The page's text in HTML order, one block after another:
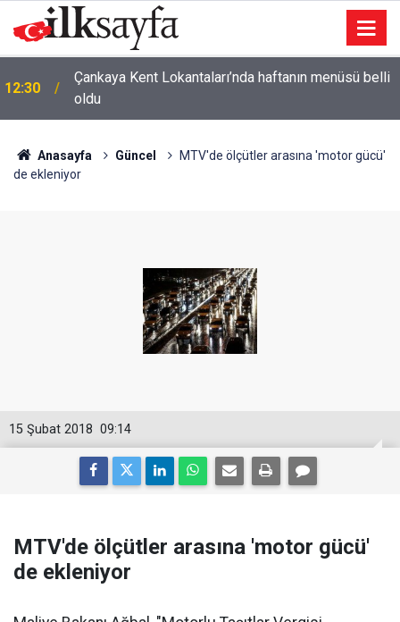
12:30
Çankaya Kent Lokantaları’nda haftanın menüsü belli
oldu
Anasayfa Güncel
MTV'de ölçütler arasına 'motor gücü'
de ekleniyor
09:14
15 Şubat 2018
MTV'de ölçütler arasına 'motor gücü'
de ekleniyor